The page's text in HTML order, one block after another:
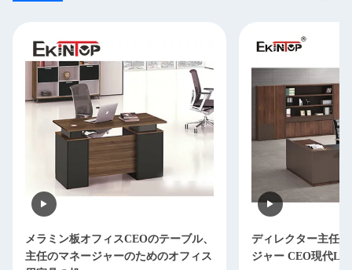
メラミン板オフィスCEOのテーブル、
主任のマネージャーのためのオフィス
ディレクター主任
ジャー CEO現代L